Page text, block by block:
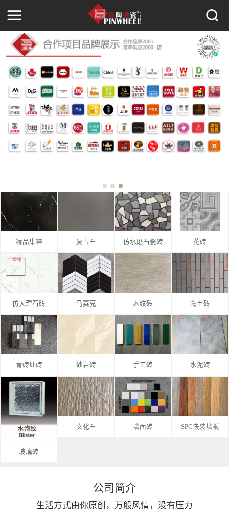
精品集粹 复古石 仿水磨石瓷砖 花砖
仿大理石砖 马赛克 木纹砖 陶土砖
青砖红砖 砂岩砖 手工砖 水泥砖
玻璃砖
文化石 墙面砖 SPC快装墙板
公司简介
生活方式由你原创，万般风情，没有压力